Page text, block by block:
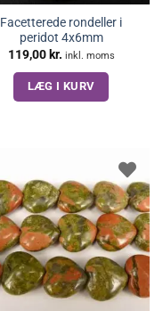
Facetterede rondeller i
peridot 4x6mm
119,00 kr. inkl. moms
LÆG I KURV